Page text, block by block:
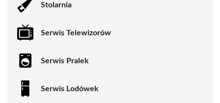
Stolarnia
Serwis Telewizorów
Serwis Pralek
Serwis Lodówek